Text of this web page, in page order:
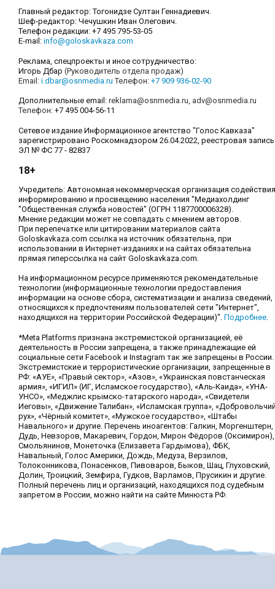
Главный редактор: Тогонидзе Султан Геннадиевич.
Шеф-редактор: Чечушкин Иван Олегович.
Телефон редакции: +7 495 795-53-05
E-mail: info@goloskavkaza.com
Реклама, спецпроекты и иное сотрудничество:
Игорь Дбар (Руководитель отдела продаж)
Email: i.dbar@osnmedia.ru Телефон: +7 909 936-02-90
Дополнительные email: reklama@osnmedia.ru, adv@osnmedia.ru
Телефон: +7 495 004-56-11
Сетевое издание Информационное агентство "Голос Кавказа"
зарегистрировано Роскомнадзором 26.04.2022, реестровая запись
ЭЛ № ФС 77 - 82837
18+
Учредитель: Автономная некоммерческая организация содействия
информированию и просвещению населения "Медиахолдинг
"Общественная служба новостей" (ОГРН 1187700006328).
Мнение редакции может не совпадать с мнением авторов.
При перепечатке или цитировании материалов сайта
Goloskavkaza.com ссылка на источник обязательна, при
использовании в Интернет-изданиях и на сайтах обязательна
прямая гиперссылка на сайт Goloskavkaza.com.
На информационном ресурсе применяются рекомендательные
технологии (информационные технологии предоставления
информации на основе сбора, систематизации и анализа сведений,
относящихся к предпочтениям пользователей сети "Интернет",
находящихся на территории Российской Федерации)". Подробнее.
*Meta Platforms признана экстремистской организацией, её
деятельность в России запрещена, а также принадлежащие ей
социальные сети Facebook и Instagram так же запрещены в России.
Экстремистские и террористические организации, запрещенные в
РФ: «АУЕ», «Правый сектор», «Азов», «Украинская повстанческая
армия», «ИГИЛ» (ИГ, Исламское государство), «Аль-Каида», «УНА-
УНСО», «Меджлис крымско-татарского народа», «Свидетели
Иеговы», «Движение Талибан», «Исламская группа»,
рух», «Чёрный комитет», «Мужское государство», «Штабы
Навального» и другие. Перечень иноагентов: Галкин, Моргенштерн,
Дудь, Невзоров, Макаревич, Гордон, Мирон Фёдоров (Оксимирон),
Смольянинов, Монеточка (Елизавета Гардымова), ФБК,
Навальный, Голос Америки, Дождь, Медуза, Верзилов,
Толоконникова, Понасенков, Пивоваров, Быков, Шац, Глуховский,
Долин, Троицкий, Земфира, Гудков, Варламов, Прусикин и другие.
Полный перечень лиц и организаций, находящихся под судебным
запретом в России, можно найти на сайте Минюста РФ.